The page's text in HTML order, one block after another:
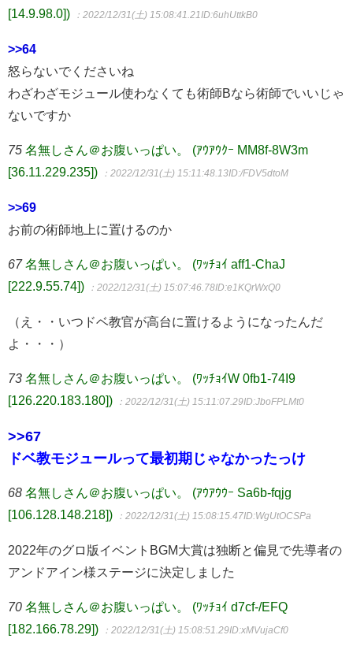
[14.9.98.0])
：2022/12/31(土) 15:08:41.21ID:6uhUttkB0
>>64
怒らないでくださいね
わざわざモジュール使わなくても術師Bなら術師でいいじゃ
ないですか
75 名無しさん＠お腹いっぱい。 (ｱｳｱｳｸｰ MM8f-8W3m
[36.11.229.235])
：2022/12/31(土) 15:11:48.13ID:/FDV5dtoM
>>69
お前の術師地上に置けるのか
67 名無しさん＠お腹いっぱい。 (ﾜｯﾁｮｲ aff1-ChaJ
[222.9.55.74])
：2022/12/31(土) 15:07:46.78ID:e1KQrWxQ0
（え・・いつドベ教官が高台に置けるようになったんだ
よ・・・）
73 名無しさん＠お腹いっぱい。 (ﾜｯﾁｮｲW 0fb1-74I9
[126.220.183.180])
：2022/12/31(土) 15:11:07.29ID:JboFPLMt0
>>67
ドベ教モジュールって最初期じゃなかったっけ
68 名無しさん＠お腹いっぱい。 (ｱｳｱｳｳｰ Sa6b-fqjg
[106.128.148.218])
：2022/12/31(土) 15:08:15.47ID:WgUtOCSPa
2022年のグロ版イベントBGM大賞は独断と偏見で先導者の
アンドアイン様ステージに決定しました
70 名無しさん＠お腹いっぱい。 (ﾜｯﾁｮｲ d7cf-/EFQ
[182.166.78.29])
：2022/12/31(土) 15:08:51.29ID:xMVujaCf0